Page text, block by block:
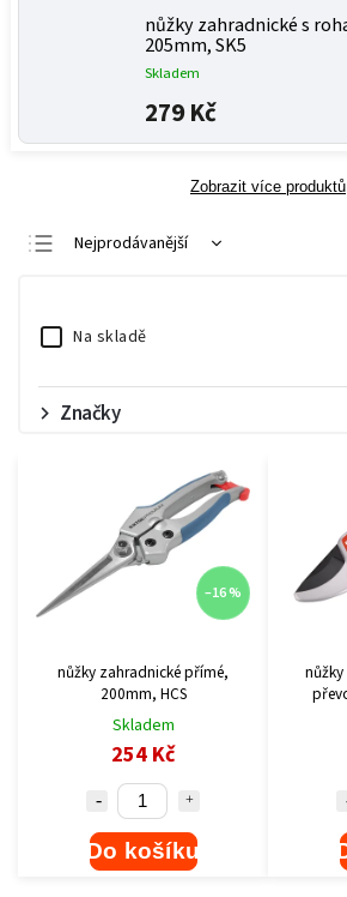
nůžky zahradnické s
205mm, SK5
Skladem
279 Kč
Zobrazit více produktů
Nejprodávanější
Na skladě
Značky
–16 %
nůžky zahradnické přímé,
200mm, HCS
Skladem
254 Kč
Do košíku